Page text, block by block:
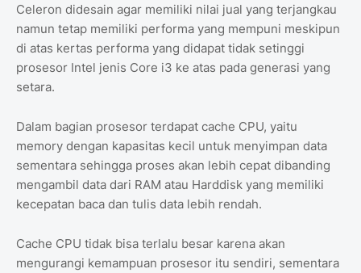
Celeron didesain agar memiliki nilai jual yang terjangkau
namun tetap memiliki performa yang mempuni meskipun
di atas kertas performa yang didapat tidak setinggi
prosesor Intel jenis Core i3 ke atas pada generasi yang
setara.
Dalam bagian prosesor terdapat cache CPU, yaitu
memory dengan kapasitas kecil untuk menyimpan data
sementara sehingga proses akan lebih cepat dibanding
mengambil data dari RAM atau Harddisk yang memiliki
kecepatan baca dan tulis data lebih rendah.
Cache CPU tidak bisa terlalu besar karena akan
mengurangi kemampuan prosesor itu sendiri, sementara